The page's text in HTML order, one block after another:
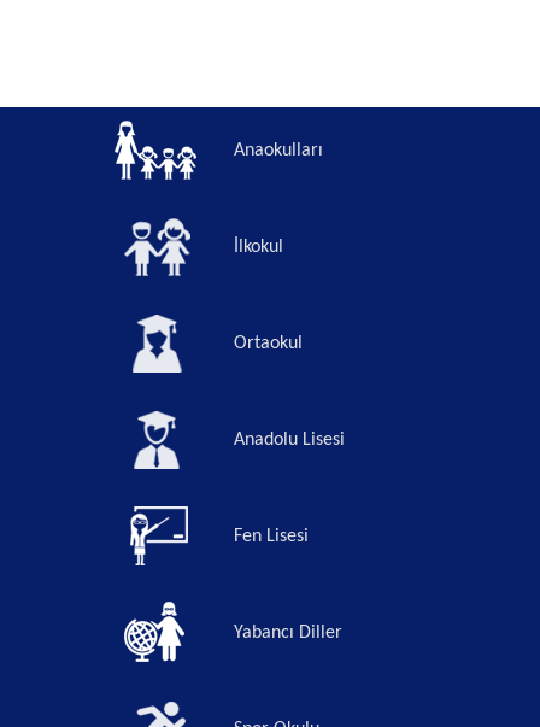
Anaokulları
İlkokul
Ortaokul
Anadolu Lisesi
Fen Lisesi
Yabancı Diller